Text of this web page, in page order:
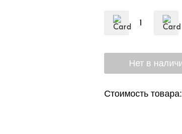
Стоимость товара: